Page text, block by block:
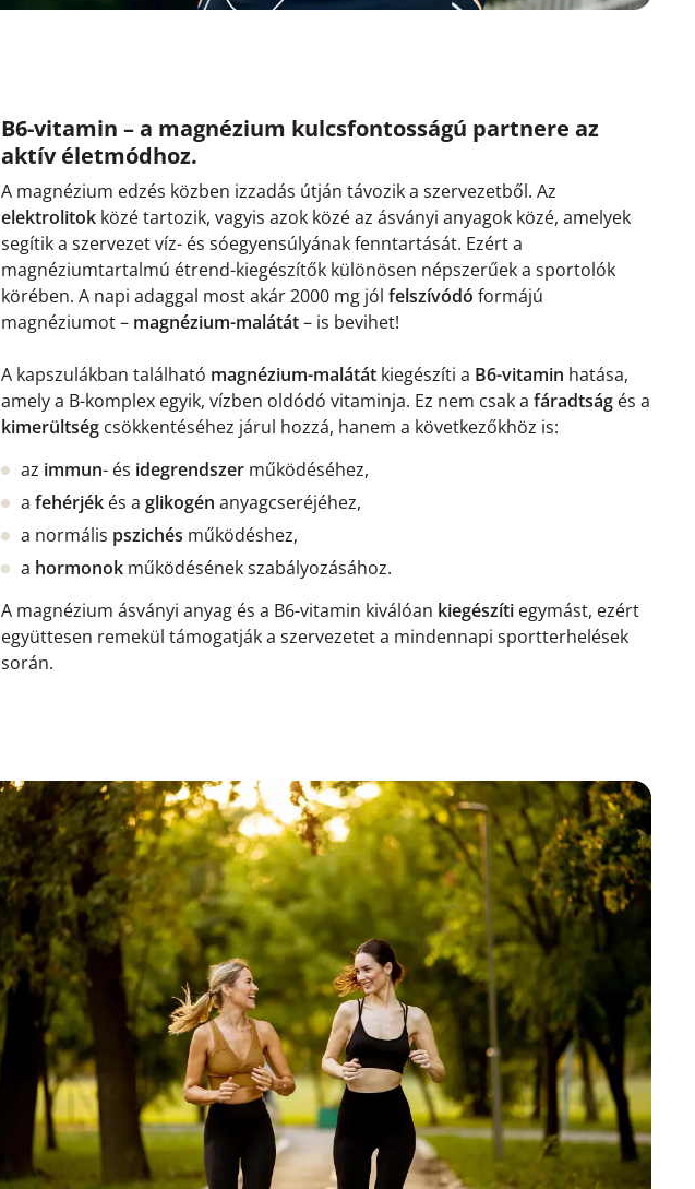
B6-vitamin – a magnézium kulcsfontosságú partnere az
aktív életmódhoz.
A magnézium edzés közben izzadás útján távozik a szervezetből. Az
elektrolitok közé tartozik, vagyis azok közé az ásványi anyagok közé, amelyek
segítik a szervezet víz- és sóegyensúlyának fenntartását. Ezért a
magnéziumtartalmú étrend-kiegészítők különösen népszerűek a sportolók
körében. A napi adaggal most akár 2000 mg jól felszívódó formájú
magnéziumot – magnézium-malátát– is bevihet!
A kapszulákban található magnézium-malátát kiegészíti a B6-vitamin hatása,
amely a B-komplex egyik, vízben oldódó vitaminja. Ez nem csak a fáradtság és a
kimerültség csökkentéséhez járul hozzá, hanem a következőkhöz is:
az immun- és idegrendszer működéséhez,
a fehérjék és a glikogén anyagcseréjéhez,
a normális pszichés működéshez,
a hormonok működésének szabályozásához.
A magnézium ásványi anyag és a B6-vitamin kiválóan kiegészíti egymást, ezért
együttesen remekül támogatják a szervezetet a mindennapi sportterhelések
során.